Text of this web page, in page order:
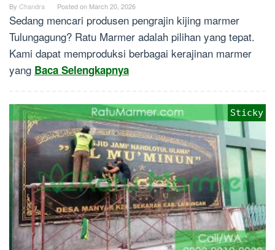
By Chandra Posted on March 20, 2026
Sedang mencari produsen pengrajin kijing marmer
Tulungagung? Ratu Marmer adalah pilihan yang tepat.
Kami dapat memproduksi berbagai kerajinan marmer
yang Baca Selengkapnya
Sticky